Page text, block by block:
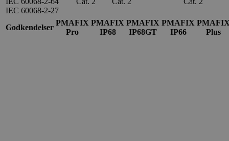
IEC 60068-2-27
Godkendelser
PMAFIX
Pro
PMAFIX
IP68
PMAFIX
IP68GT
PMAFIX
IP66
Plus